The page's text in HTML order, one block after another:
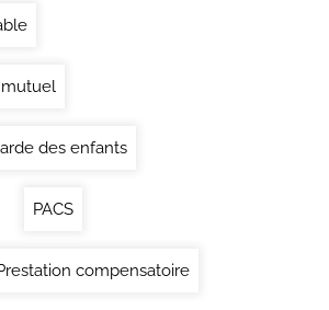
des enfants
PACS
compensatoire